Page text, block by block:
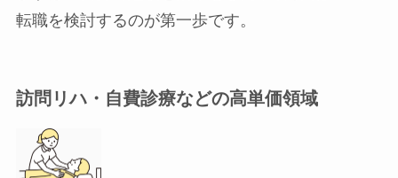
転職を検討するのが第一歩です。
訪問リハ・自費診療などの高単価領域